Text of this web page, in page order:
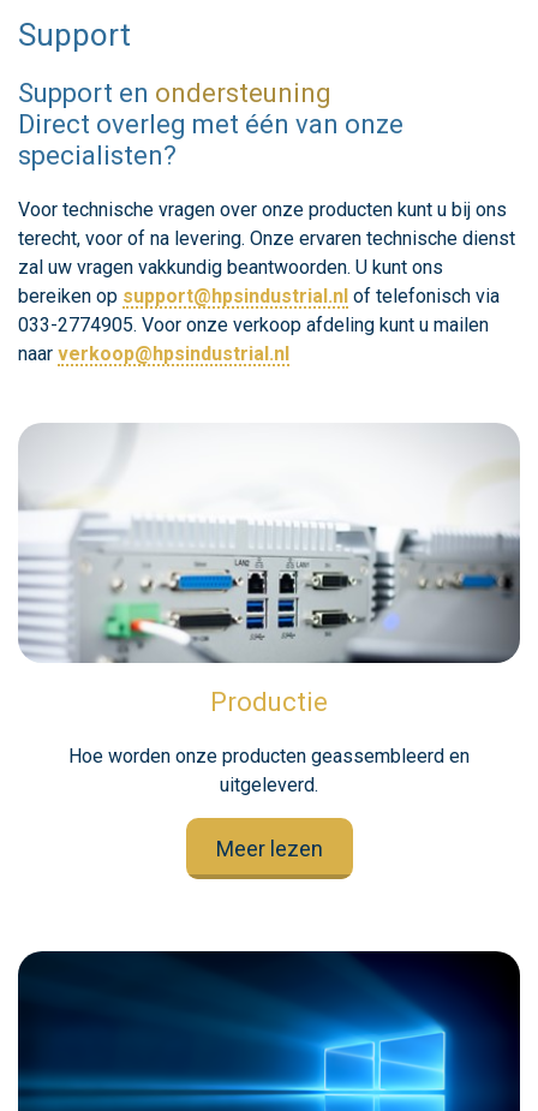
Support
Support en ondersteuning
Direct overleg met één van onze
specialisten?
Voor technische vragen over onze producten kunt u bij ons
terecht, voor of na levering. Onze ervaren technische dienst
zal uw vragen vakkundig beantwoorden. U kunt ons
bereiken op support@hpsindustrial.nl of telefonisch via
033-2774905. Voor onze verkoop afdeling kunt u mailen
naar verkoop@hpsindustrial.nl
Productie
Hoe worden onze producten geassembleerd en
uitgeleverd.
Meer lezen